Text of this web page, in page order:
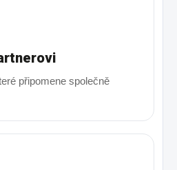
připomene společně